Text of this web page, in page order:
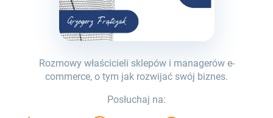
Rozmowy właścicieli sklepów i managerów e-
commerce, o tym jak rozwijać swój biznes.
Posłuchaj na: